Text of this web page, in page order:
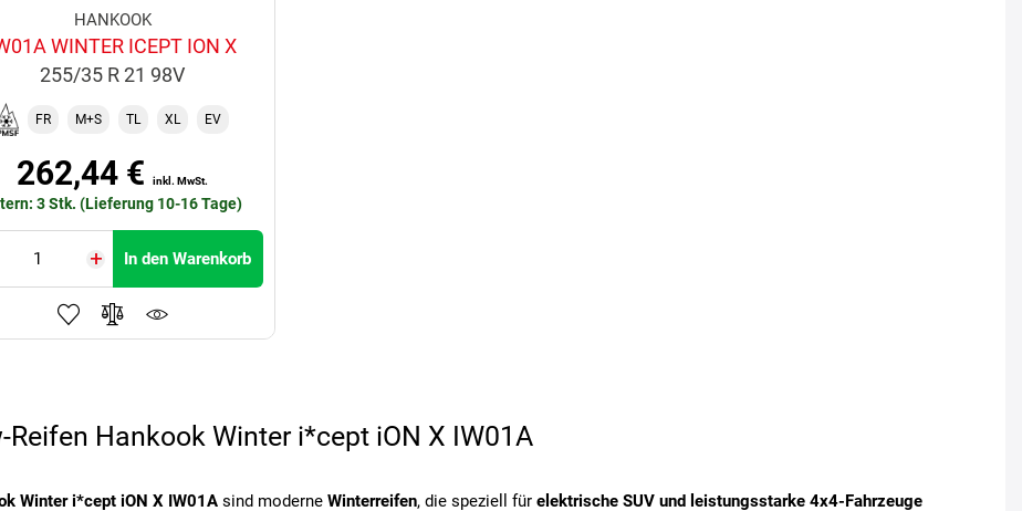
HANKOOK
WINTER ICEPT ION X
255/35 R 21 98V
FR M+S TL XL EV
262,44 €inkl. MwSt.
3 Stk. (Lieferung 10-16 Tage)
In den Warenkorb
Reifen Hankook Winter i*cept iON X IW01A
Winter i*cept iON X IW01A sind moderne Winterreifen, die speziell für elektrische SUV und leistungsstarke 4x4-Fahrzeuge